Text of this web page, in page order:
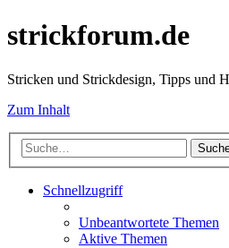
strickforum.de
Stricken und Strickdesign, Tipps und
Zum Inhalt
Schnellzugriff
Unbeantwortete Themen
Aktive Themen